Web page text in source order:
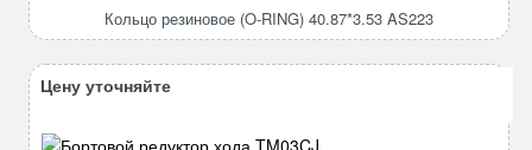
RING)
Кольцо резиновое (O-RING) 40.87*3.53 AS223
Цену уточняйте